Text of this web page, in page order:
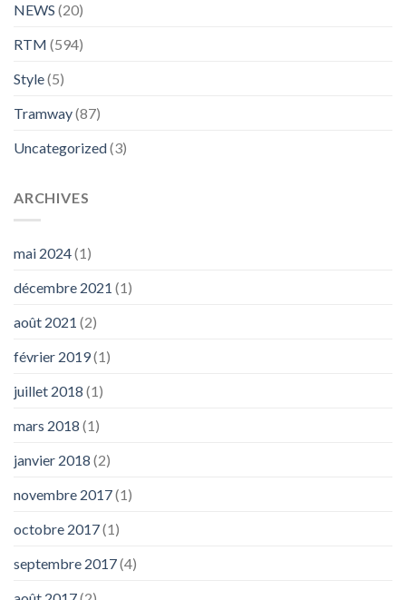
NEWS (20)
RTM (594)
Style(5)
Tramway(87)
Uncategorized(3)
ARCHIVES
mai 2024(1)
décembre 2021 (1)
août 2021 (2)
février 2019(1)
juillet 2018 (1)
mars 2018 (1)
janvier 2018 (2)
novembre 2017(1)
octobre 2017(1)
septembre 2017(4)